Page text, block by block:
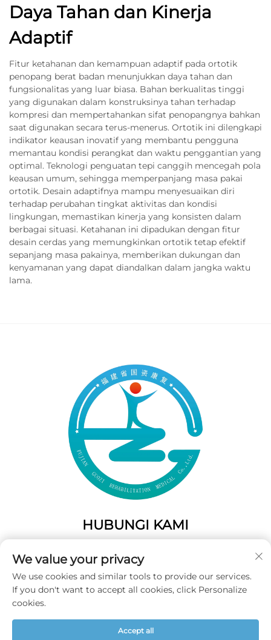
Daya Tahan dan Kinerja
Adaptif
Fitur ketahanan dan kemampuan adaptif pada ortotik
penopang berat badan menunjukkan daya tahan dan
fungsionalitas yang luar biasa. Bahan berkualitas tinggi
yang digunakan dalam konstruksinya tahan terhadap
kompresi dan mempertahankan sifat penopangnya bahkan
saat digunakan secara terus-menerus. Ortotik ini dilengkapi
indikator keausan inovatif yang membantu pengguna
memantau kondisi perangkat dan waktu penggantian yang
optimal. Teknologi penguatan tepi canggih mencegah pola
keausan umum, sehingga memperpanjang masa pakai
ortotik. Desain adaptifnya mampu menyesuaikan diri
terhadap perubahan tingkat aktivitas dan kondisi
lingkungan, memastikan kinerja yang konsisten dalam
berbagai situasi. Ketahanan ini dipadukan dengan fitur
desain cerdas yang memungkinkan ortotik tetap efektif
sepanjang masa pakainya, memberikan dukungan dan
kenyamanan yang dapat diandalkan dalam jangka waktu
lama.
HUBUNGI KAMI
Tiongkok
Telp:+86-19859128239
E-Mail:
We value your privacy
We use cookies and similar tools to provide our services.
If you don't want to accept all cookies, click Personalize
cookies.
Accept all